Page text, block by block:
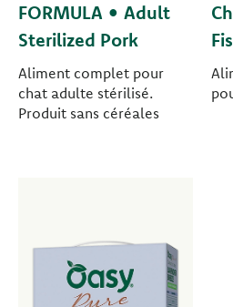
FORMULA • Adult
Sterilized Pork
Aliment complet pour
chat adulte stérilisé.
Produit sans céréales